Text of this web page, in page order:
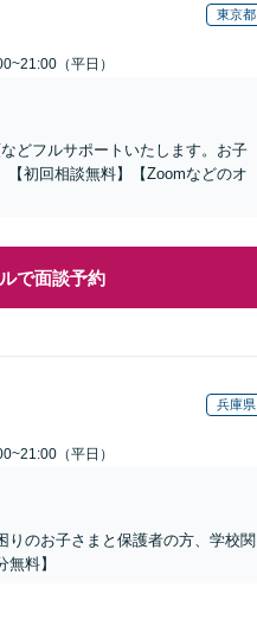
東京都
（平日）
どフルサポートいたします。お子
初回相談無料】【Zoomなどのオ
で面談予約
兵庫県
（平日）
りのお子さまと保護者の方、学校関
料】